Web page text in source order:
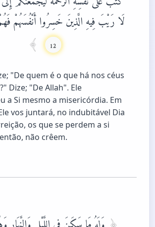
لَا رَيْبَ فِيهِ الَّذِينَ خَسِرُوا أَنْفُسَهُمْ
12
"De quem é o que há nos céus
Dize; "De Allah". Ele
a Si mesmo a misericórdia. Em
vos juntará, no indubitável Dia
os que se perdem a si
não crêem.
وَلَهُ مَا سَكَنَ فِي اللَّيْلِ وَالنَّهَارِ